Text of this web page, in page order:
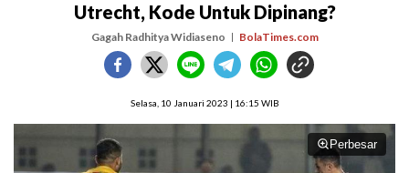
Utrecht, Kode Untuk Dipinang?
Gagah Radhitya Widiaseno BolaTimes.com
Selasa, 10 Januari 2023 | 16:15 WIB
Perbesar